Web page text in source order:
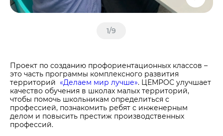
1/9
Проект по созданию профориентационных классов –
это часть программы комплексного развития
территорий «Делаем мир лучше». ЦЕМРОС улучшает
качество обучения в школах малых территорий,
чтобы помочь школьникам определиться с
профессией, познакомить ребят с инженерным
делом и повысить престиж производственных
профессий.